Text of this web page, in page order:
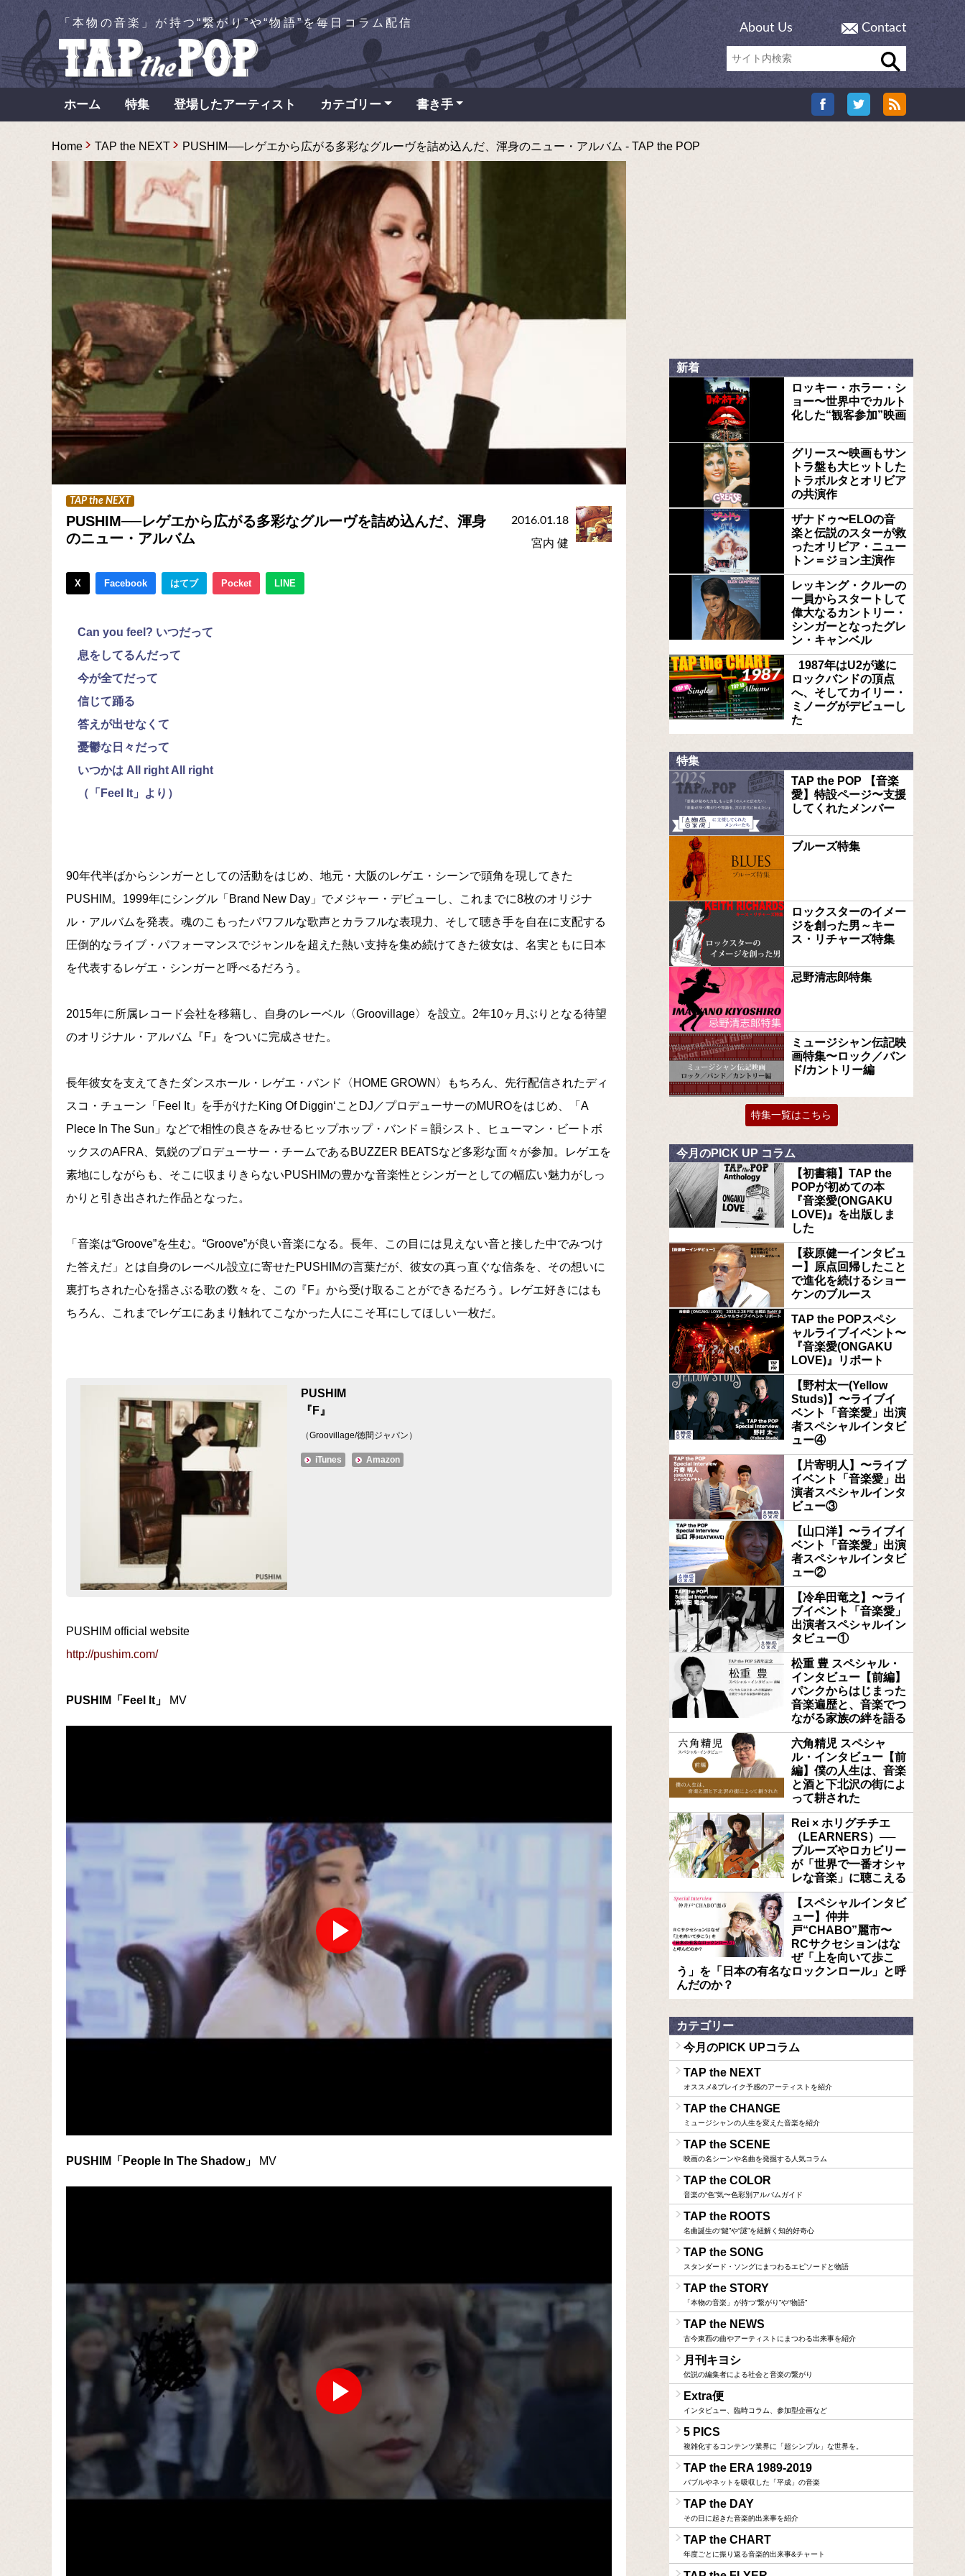
「本物の音楽」が持つ“繋がり”や“物語”を毎日コラム配信 About Us Contact
ホーム 特集 登場したアーティスト カテゴリー 書き手
Home TAP the NEXT PUSHIM──レゲエから広がる多彩なグルーヴを詰め込んだ、渾身のニュー・アルバム - TAP the POP
TAP the NEXT
PUSHIM──レゲエから広がる多彩なグルーヴを詰め込んだ、渾身
のニュー・アルバム
2016.01.18
宮内 健
X Facebook はてブ Pocket LINE
Can you feel? いつだって
息をしてるんだって
今が全てだって
信じて踊る
答えが出せなくて
憂鬱な日々だって
いつかは All right All right
（「Feel It」より）
90年代半ばからシンガーとしての活動をはじめ、地元・大阪のレゲエ・シーンで頭角を現してきた
PUSHIM。1999年にシングル「Brand New Day」でメジャー・デビューし、これまでに8枚のオリジナ
ル・アルバムを発表。魂のこもったパワフルな歌声とカラフルな表現力、そして聴き手を自在に支配する
圧倒的なライブ・パフォーマンスでジャンルを超えた熱い支持を集め続けてきた彼女は、名実ともに日本
を代表するレゲエ・シンガーと呼べるだろう。
2015年に所属レコード会社を移籍し、自身のレーベル〈Groovillage〉を設立。2年10ヶ月ぶりとなる待望
のオリジナル・アルバム『F』をついに完成させた。
長年彼女を支えてきたダンスホール・レゲエ・バンド〈HOME GROWN〉もちろん、先行配信されたディ
スコ・チューン「Feel It」を手がけたKing Of Diggin‘ことDJ／プロデューサーのMUROをはじめ、「A
Plece In The Sun」などで相性の良さをみせるヒップホップ・バンド＝韻シスト、ヒューマン・ビートボ
ックスのAFRA、気鋭のプロデューサー・チームであるBUZZER BEATSなど多彩な面々が参加。レゲエを
素地にしながらも、そこに収まりきらないPUSHIMの豊かな音楽性とシンガーとしての幅広い魅力がしっ
かりと引き出された作品となった。
「音楽は“Groove”を生む。“Groove”が良い音楽になる。長年、この目には見えない音と接した中でみつけ
た答えだ」とは自身のレーベル設立に寄せたPUSHIMの言葉だが、彼女の真っ直ぐな信条を、その想いに
裏打ちされた心を揺さぶる歌の数々を、この『F』から受け取ることができるだろう。レゲエ好きにはも
ちろん、これまでレゲエにあまり触れてこなかった人にこそ耳にしてほしい一枚だ。
PUSHIM
『F』
（Groovillage/徳間ジャパン）
iTunes Amazon
PUSHIM official website
http://pushim.com/
PUSHIM「Feel It」 MV
PUSHIM「People In The Shadow」 MV
新着
ロッキー・ホラー・シ
ョー〜世界中でカルト
化した“観客参加”映画
グリース〜映画もサン
トラ盤も大ヒットした
トラボルタとオリビア
の共演作
ザナドゥ〜ELOの音
楽と伝説のスターが救
ったオリビア・ニュー
トン＝ジョン主演作
レッキング・クルーの
一員からスタートして
偉大なるカントリー・
シンガーとなったグレ
ン・キャンベル
1987年はU2が遂に
ロックバンドの頂点
へ、そしてカイリー・
ミノーグがデビューし
た
特集
TAP the POP 【音楽
愛】特設ページ〜支援
してくれたメンバー
ブルーズ特集
ロックスターのイメー
ジを創った男～キー
ス・リチャーズ特集
忌野清志郎特集
ミュージシャン伝記映
画特集〜ロック／バン
ド/カントリー編
特集一覧はこちら
今月のPICK UP コラム
【初書籍】TAP the
POPが初めての本
『音楽愛(ONGAKU
LOVE)』を出版しま
した
【萩原健一インタビュ
ー】原点回帰したこと
で進化を続けるショー
ケンのブルース
TAP the POPスペシ
ャルライブイベント〜
『音楽愛(ONGAKU
LOVE)』リポート
【野村太一(Yellow
Studs)】〜ライブイ
ベント「音楽愛」出演
者スペシャルインタビ
ュー④
【片寄明人】〜ライブ
イベント「音楽愛」出
演者スペシャルインタ
ビュー③
【山口洋】〜ライブイ
ベント「音楽愛」出演
者スペシャルインタビ
ュー②
【冷牟田竜之】〜ライ
ブイベント「音楽愛」
出演者スペシャルイン
タビュー①
松重 豊 スペシャル・
インタビュー【前編】
パンクからはじまった
音楽遍歴と、音楽でつ
ながる家族の絆を語る
六角精児 スペシャ
ル・インタビュー【前
編】僕の人生は、音楽
と酒と下北沢の街によ
って耕された
Rei × ホリグチチエ
（LEARNERS）──
ブルーズやロカビリー
が「世界で一番オシャ
レな音楽」に聴こえる
【スペシャルインタビ
ュー】仲井
戸“CHABO”麗市〜
RCサクセションはな
ぜ「上を向いて歩こ
う」を「日本の有名なロックンロール」と呼
んだのか？
カテゴリー
今月のPICK UPコラム
TAP the NEXT
オススメ&ブレイク予感のアーティストを紹介
TAP the CHANGE
ミュージシャンの人生を変えた音楽を紹介
TAP the SCENE
映画の名シーンや名曲を発掘する人気コラム
TAP the COLOR
音楽の“色”気〜色彩別アルバムガイド
TAP the ROOTS
名曲誕生の“鍵”や“謎”を紐解く知的好奇心
TAP the SONG
スタンダード・ソングにまつわるエピソードと物語
TAP the STORY
「本物の音楽」が持つ“繋がり”や“物語”
TAP the NEWS
古今東西の曲やアーティストにまつわる出来事を紹介
月刊キヨシ
伝説の編集者による社会と音楽の繋がり
Extra便
インタビュー、臨時コラム、参加型企画など
5 PICS
複雑化するコンテンツ業界に「超シンプル」な世界を。
TAP the ERA 1989-2019
バブルやネットを吸収した「平成」の音楽
TAP the DAY
その日に起きた音楽的出来事を紹介
TAP the CHART
年度ごとに振り返る音楽的出来事&チャート